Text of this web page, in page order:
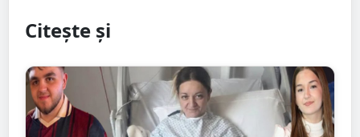
Citește și